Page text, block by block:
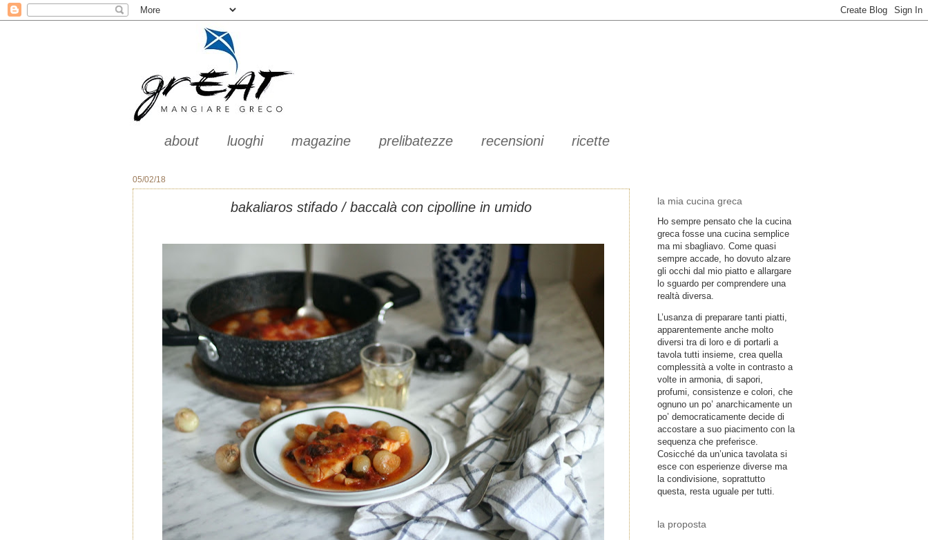
about luoghi magazine prelibatezze recensioni ricette
05/02/18
bakaliaros stifado / baccalà con cipolline in umido la mia cucina greca
Ho sempre pensato che la cucina
greca fosse una cucina semplice
ma mi sbagliavo. Come quasi
sempre accade, ho dovuto alzare
gli occhi dal mio piatto e allargare
lo sguardo per comprendere una
realtà diversa.
L’usanza di preparare tanti piatti,
apparentemente anche molto
diversi tra di loro e di portarli a
tavola tutti insieme, crea quella
complessità a volte in contrasto a
volte in armonia, di sapori,
profumi, consistenze e colori, che
ognuno un po’ anarchicamente un
po’ democraticamente decide di
accostare a suo piacimento con la
sequenza che preferisce.
Cosicché da un’unica tavolata si
esce con esperienze diverse ma
la condivisione, soprattutto
questa, resta uguale per tutti.
la proposta